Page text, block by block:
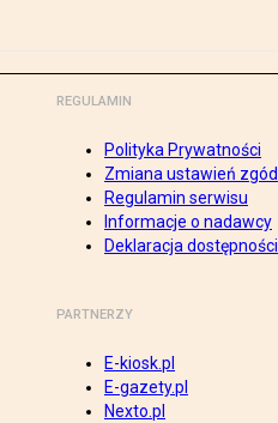
REGULAMIN
Polityka Prywatności
Zmiana ustawień zgód
Regulamin serwisu
Informacje o nadawcy
Deklaracja dostępności
PARTNERZY
E-kiosk.pl
E-gazety.pl
Nexto.pl